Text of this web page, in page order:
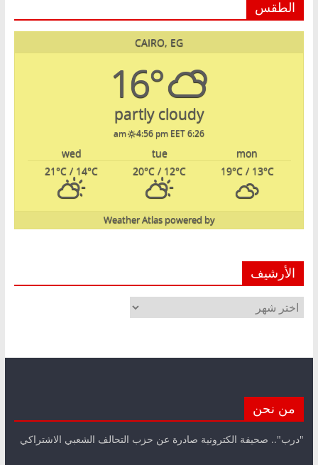
الطقس
CAIRO, EG
16°
partly cloudy
6:26 am
4:56 pm EET
mon
tue
wed
19°C/ 13°C
20°C / 12°C
21°C / 14°C
powered by
Weather Atlas
الأرشيف
الأرشيف
من نحن
"درب".. صحيفة الكترونية صادرة عن حزب التحالف الشعبي الاشتراكي